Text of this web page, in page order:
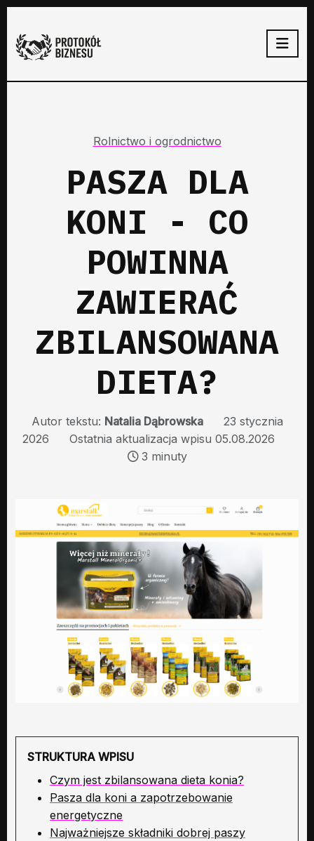
Rolnictwo i ogrodnictwo
PASZA DLA
KONI - CO
POWINNA
ZAWIERAĆ
ZBILANSOWANA
DIETA?
Autor tekstu: Natalia Dąbrowska
23 stycznia
2026
Ostatnia aktualizacja wpisu 05.08.2026
3 minuty
STRUKTURA WPISU
Czym jest zbilansowana dieta konia?
Pasza dla koni a zapotrzebowanie
energetyczne
Najważniejsze składniki dobrej paszy